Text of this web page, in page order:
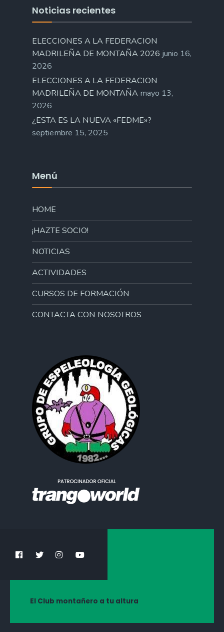
Noticias recientes
ELECCIONES A LA FEDERACION
MADRILEÑA DE MONTAÑA 2026 junio 16,
2026
ELECCIONES A LA FEDERACION
MADRILEÑA DE MONTAÑA mayo 13,
2026
¿ESTA ES LA NUEVA «FEDME»?
septiembre 15, 2025
Menú
HOME
¡HAZTE SOCIO!
NOTICIAS
ACTIVIDADES
CURSOS DE FORMACIÓN
CONTACTA CON NOSOTROS
El Club montañero a tu altura